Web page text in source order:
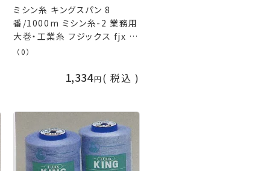
ミシン糸 キングスパン 8
番/1000m ミシン糸-2 業務用
大巻・工業糸 フジックス fjx 手
芸の山久
（0）
1,334 税込